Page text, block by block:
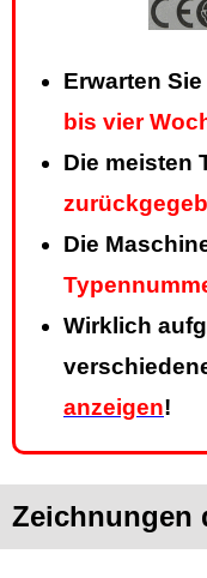
Erwarten
bis vier
Die meisten
Die
Wirklich
anzeigen!
Zeichnungen